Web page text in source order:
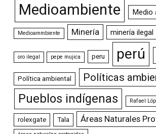
Medioambiente Medio
Medioammbiente Minería minería ilegal
oro ilegal pepe mujica peru perú
Política ambiental Políticas
Pueblos indígenas Rafael
rolexgate Tala Áreas Naturales